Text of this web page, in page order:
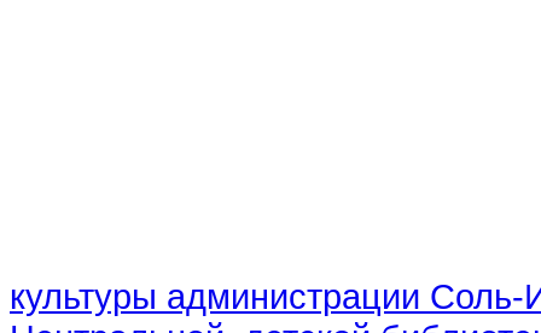
культуры администрации Соль-